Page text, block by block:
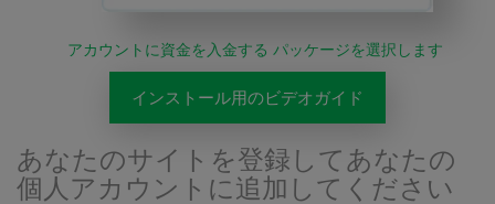
アカウントに資金を入金する パッケージを選択します
インストール用のビデオガイド
あなたのサイトを登録してあなたの
個人アカウントに追加してください